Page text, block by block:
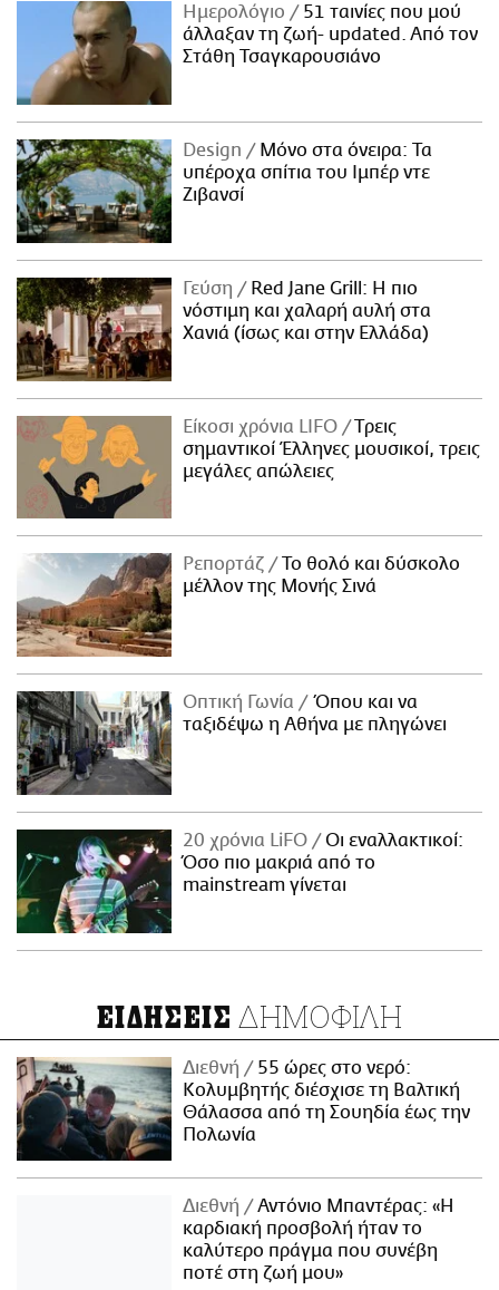
Ημερολόγιο
51 ταινίες που μού
άλλαξαν τη ζωή- updated. Aπό τον
Στάθη Τσαγκαρουσιάνο
Design
Μόνο στα όνειρα: Τα
υπέροχα σπίτια του Ιμπέρ ντε
Ζιβανσί
Γεύση
Red Jane Grill: Η πιο
νόστιμη και χαλαρή αυλή στα
Χανιά (ίσως και στην Ελλάδα)
Είκοσι χρόνια LIFO
Tρεις
σημαντικοί Έλληνες μουσικοί, τρεις
μεγάλες απώλειες
Ρεπορτάζ
Το θολό και δύσκολο
μέλλον της Μονής Σινά
Οπτική Γωνία
Όπου και να
ταξιδέψω η Αθήνα με πληγώνει
20 χρόνια LiFO
Οι εναλλακτικοί:
Όσο πιο μακριά από το
mainstream γίνεται
ΕΙΔΗΣΕΙΣ ΔΗΜΟΦΙΛΗ
Διεθνή
55 ώρες στο νερό:
Κολυμβητής διέσχισε τη Βαλτική
Θάλασσα από τη Σουηδία έως την
Πολωνία
Διεθνή
Αντόνιο Μπαντέρας: «Η
καρδιακή προσβολή ήταν το
καλύτερο πράγμα που συνέβη
ποτέ στη ζωή μου»